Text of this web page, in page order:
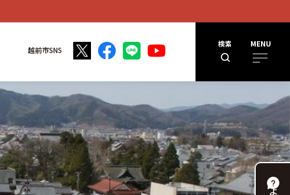
検索
MENU
越前市SNS